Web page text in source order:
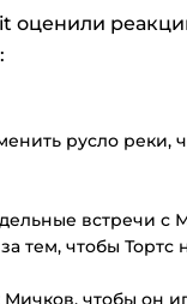
оценили
русло реки,
встречи
тем, чтобы Тортс
Мичков, чтобы он